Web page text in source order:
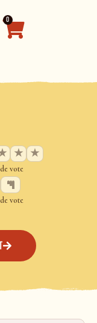
0
★ ★
vote
vote